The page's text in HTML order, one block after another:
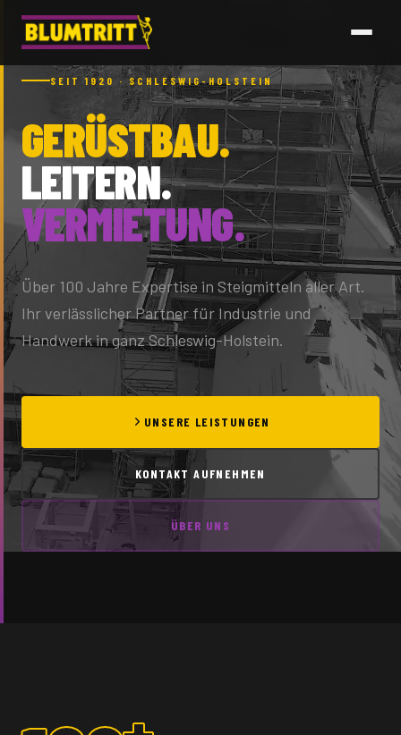
SEIT 1920 · SCHLESWIG-HOLSTEIN
GERÜSTBAU.
LEITERN.
VERMIETUNG.
Über 100 Jahre Expertise in Steigmitteln aller Art.
Ihr verlässlicher Partner für Industrie und
Handwerk in ganz Schleswig-Holstein.
UNSERE LEISTUNGEN
KONTAKT AUFNEHMEN
ÜBER UNS